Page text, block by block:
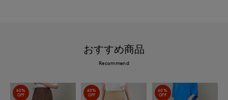
おすすめ商品
Recommend
60%
OFF
40%
OFF
60%
OFF